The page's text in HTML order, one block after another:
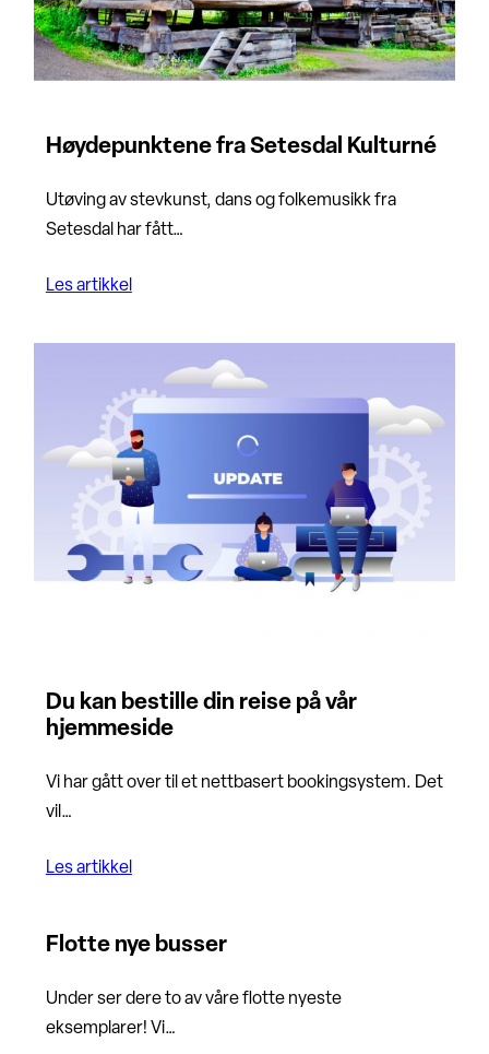
Høydepunktene fra Setesdal Kulturné
Utøving av stevkunst, dans og folkemusikk fra
Setesdal har fått…
Les artikkel
Du kan bestille din reise på vår
hjemmeside
Vi har gått over til et nettbasert bookingsystem. Det
vil…
Les artikkel
Flotte nye busser
Under ser dere to av våre flotte nyeste
eksemplarer! Vi…